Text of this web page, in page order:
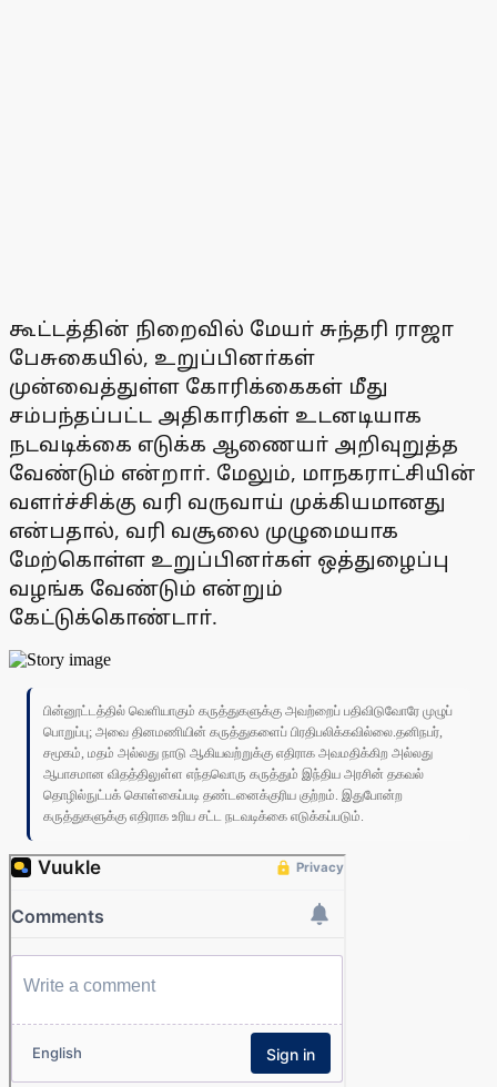
கூட்டத்தின் நிறைவில் மேயா் சுந்தரி ராஜா
பேசுகையில், உறுப்பினா்கள்
முன்வைத்துள்ள கோரிக்கைகள் மீது
சம்பந்தப்பட்ட அதிகாரிகள் உடனடியாக
நடவடிக்கை எடுக்க ஆணையா் அறிவுறுத்த
வேண்டும் என்றாா். மேலும், மாநகராட்சியின்
வளா்ச்சிக்கு வரி வருவாய் முக்கியமானது
என்பதால், வரி வசூலை முழுமையாக
மேற்கொள்ள உறுப்பினா்கள் ஒத்துழைப்பு
வழங்க வேண்டும் என்றும்
கேட்டுக்கொண்டாா்.
பின்னூட்டத்தில் வெளியாகும் கருத்துகளுக்கு அவற்றைப் பதிவிடுவோரே முழுப்
பொறுப்பு; அவை தினமணியின் கருத்துகளைப் பிரதிபலிக்கவில்லை.தனிநபர்,
சமூகம், மதம் அல்லது நாடு ஆகியவற்றுக்கு எதிராக அவமதிக்கிற அல்லது
ஆபாசமான விதத்திலுள்ள எந்தவொரு கருத்தும் இந்திய அரசின் தகவல்
தொழில்நுட்பக் கொள்கைப்படி தண்டனைக்குரிய குற்றம். இதுபோன்ற
கருத்துகளுக்கு எதிராக உரிய சட்ட நடவடிக்கை எடுக்கப்படும்.